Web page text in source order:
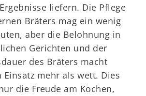
liefern. Die Pflege
Bräters mag ein wenig
aber die Belohnung in
Gerichten und der
des Bräters macht
Einsatz mehr als wett. Dies
die Freude am Kochen,